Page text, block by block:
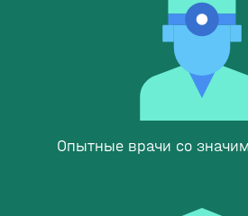
Опытные врачи со